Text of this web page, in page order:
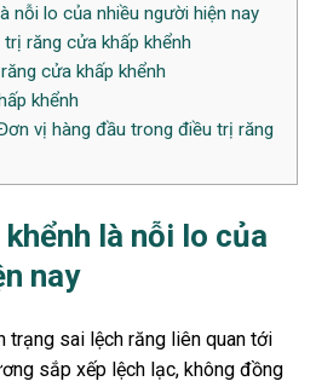
nỗi lo của nhiều người hiện nay
răng cửa khấp khểnh
cửa khấp khểnh
khểnh
vị hàng đầu trong điều trị răng
là nỗi lo của
nay
trạng sai lệch răng liên quan tới
sắp xếp lệch lạc, không đồng